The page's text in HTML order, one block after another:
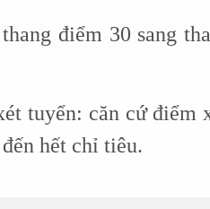
điểm 30 sang
tuyển: căn cứ điểm
hết chỉ tiêu.